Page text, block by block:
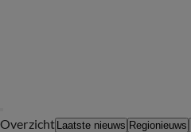
Overzicht Laatste nieuws Regionieuws